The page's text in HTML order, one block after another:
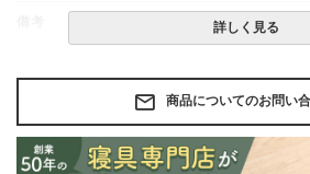
・組立設置無料！
・この商品は組み立て式で
・配送日指定OK！
※北海道・沖縄・離島等一部
が発生する場合がございます
る場合があります。
詳しく見る
商品についてのお問い